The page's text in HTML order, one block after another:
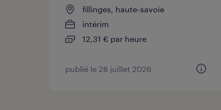
fillinges, haute-savoie
intérim
12,31 € par heure
publié le 28 juillet 2026